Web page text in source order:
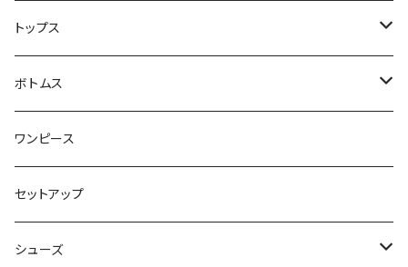
ジャケット・コート
トップス
スウェット・パーカー
カーディガン
ニット・セーター
ベスト
ボトムス
スカート
パンツ
ワンピース
セットアップ
シューズ